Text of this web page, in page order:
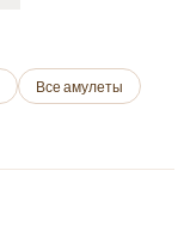
Все амулеты